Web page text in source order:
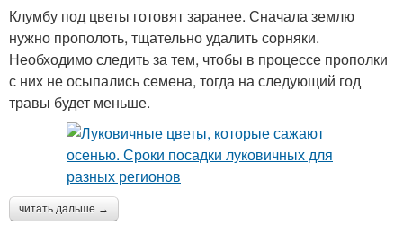
Клумбу под цветы готовят заранее. Сначала землю
нужно прополоть, тщательно удалить сорняки.
Необходимо следить за тем, чтобы в процессе прополки
с них не осыпались семена, тогда на следующий год
травы будет меньше.
читать дальше →